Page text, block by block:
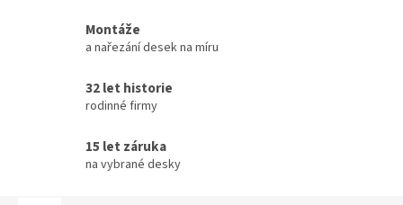
Montáže
a nařezání desek na míru
32 let historie
rodinné firmy
15 let záruka
na vybrané desky